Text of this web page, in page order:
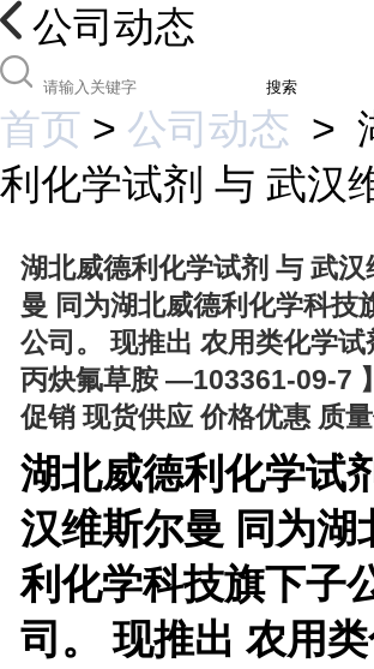
公司动态
搜索
首页 > 公司动态 >
利化学试剂 与 武汉
湖北威德利化学试剂 与 武汉
曼 同为湖北威德利化学科技
公司。 现推出 农用类化学
丙炔氟草胺 —103361-09-7
促销 现货供应 价格优惠 质
湖北威德利化学试
汉维斯尔曼 同为湖
利化学科技旗下子
司。 现推出 农用